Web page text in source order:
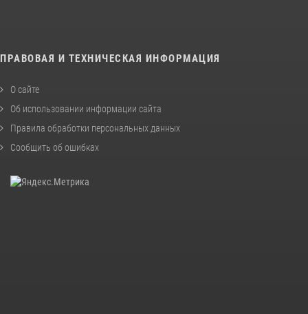
ПРАВОВАЯ И ТЕХНИЧЕСКАЯ ИНФОРМАЦИЯ
О сайте
Об использовании информации сайта
Правила обработки персональных данных
Сообщить об ошибках